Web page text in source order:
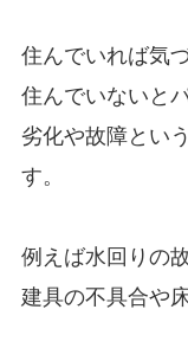
住んでいれば気
住んでいないと
劣化や故障とい
す。
例えば水回りの
建具の不具合や